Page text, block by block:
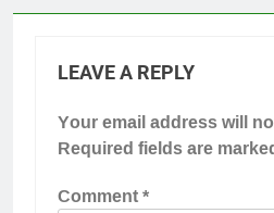
LEAVE A REPLY
Your email address will
Required fields are
Comment*